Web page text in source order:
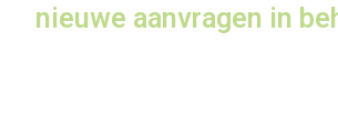
nieuwe aanvragen in